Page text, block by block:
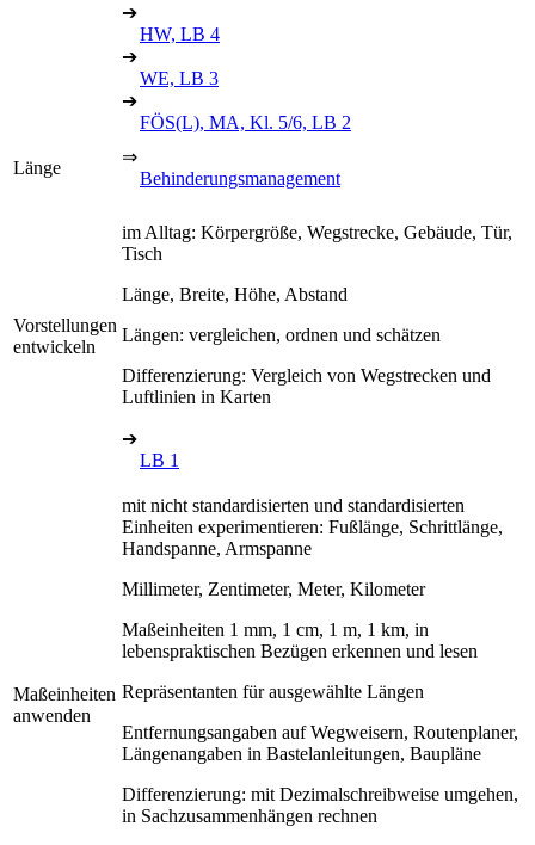
➔
HW, LB 4
➔
WE, LB 3
➔
FÖS(L), MA, Kl. 5/6, LB 2
Länge
⇒
Behinderungsmanagement
Vorstellungen
entwickeln
im Alltag: Körpergröße, Wegstrecke, Gebäude, Tür,
Tisch
Länge, Breite, Höhe, Abstand
Längen: vergleichen, ordnen und schätzen
Differenzierung: Vergleich von Wegstrecken und
Luftlinien in Karten
➔
LB 1
Maßeinheiten
anwenden
mit nicht standardisierten und standardisierten
Einheiten experimentieren: Fußlänge, Schrittlänge,
Handspanne, Armspanne
Millimeter, Zentimeter, Meter, Kilometer
Maßeinheiten 1 mm, 1 cm, 1 m, 1 km, in
lebenspraktischen Bezügen erkennen und lesen
Repräsentanten für ausgewählte Längen
Entfernungsangaben auf Wegweisern, Routenplaner,
Längenangaben in Bastelanleitungen, Baupläne
Differenzierung: mit Dezimalschreibweise umgehen,
in Sachzusammenhängen rechnen